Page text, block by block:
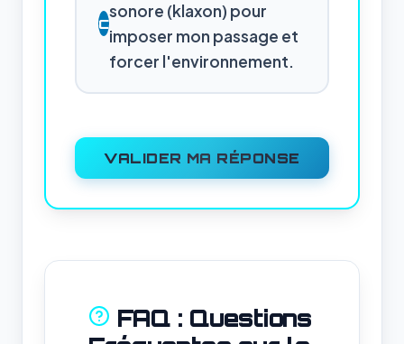
C
sonore (klaxon) pour
imposer mon passage et
forcer l'environnement.
VALIDER MA RÉPONSE
FAQ : Questions